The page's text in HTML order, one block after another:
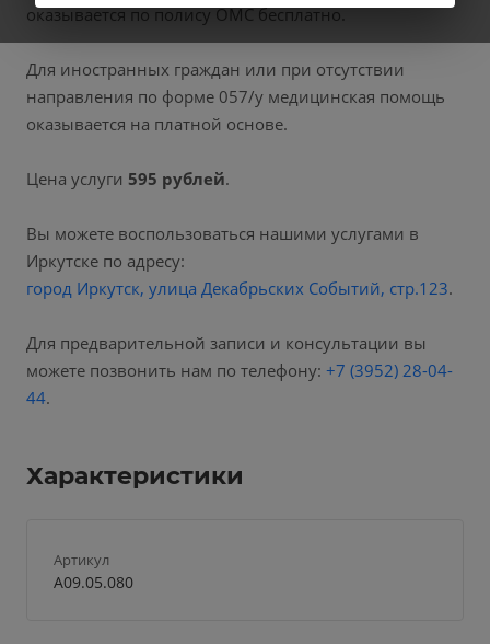
оказывается по полису ОМС бесплатно.
Для иностранных граждан или при отсутствии
направления по форме 057/у медицинская помощь
оказывается на платной основе.
Цена услуги 595 рублей.
Вы можете воспользоваться нашими услугами в
Иркутске по адресу:
город Иркутск, улица Декабрьских Событий, стр.123.
Для предварительной записи и консультации вы
можете позвонить нам по телефону: +7 (3952) 28-04-
44.
Характеристики
Артикул
A09.05.080